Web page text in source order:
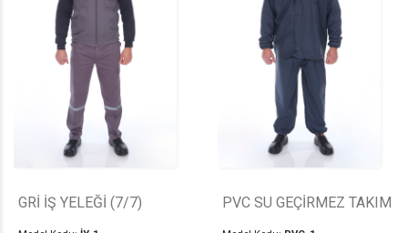
GRİ İŞ YELEĞİ (7/7) PVC SU GEÇİRMEZ TAKIM